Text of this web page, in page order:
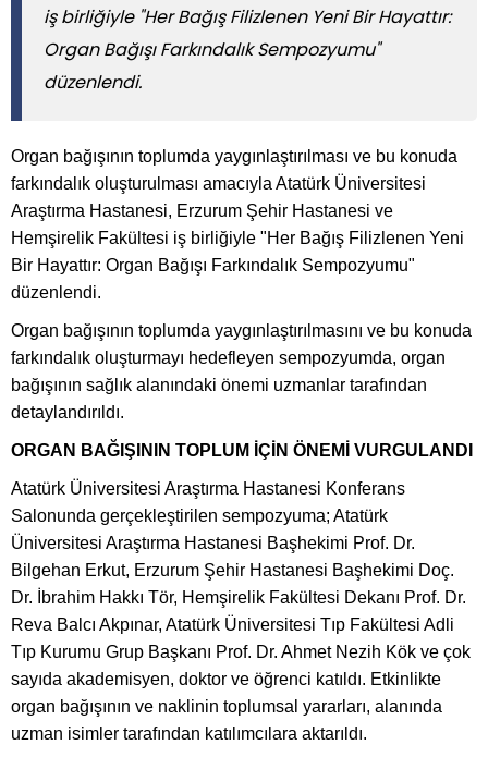
iş birliğiyle "Her Bağış Filizlenen Yeni Bir Hayattır:
Organ Bağışı Farkındalık Sempozyumu"
düzenlendi.
Organ bağışının toplumda yaygınlaştırılması ve bu konuda
farkındalık oluşturulması amacıyla Atatürk Üniversitesi
Araştırma Hastanesi, Erzurum Şehir Hastanesi ve
Hemşirelik Fakültesi iş birliğiyle "Her Bağış Filizlenen Yeni
Bir Hayattır: Organ Bağışı Farkındalık Sempozyumu"
düzenlendi.
Organ bağışının toplumda yaygınlaştırılmasını ve bu konuda
farkındalık oluşturmayı hedefleyen sempozyumda, organ
bağışının sağlık alanındaki önemi uzmanlar tarafından
detaylandırıldı.
ORGAN BAĞIŞININ TOPLUM İÇİN ÖNEMİ VURGULANDI
Atatürk Üniversitesi Araştırma Hastanesi Konferans
Salonunda gerçekleştirilen sempozyuma; Atatürk
Üniversitesi Araştırma Hastanesi Başhekimi Prof. Dr.
Bilgehan Erkut, Erzurum Şehir Hastanesi Başhekimi Doç.
Dr. İbrahim Hakkı Tör, Hemşirelik Fakültesi Dekanı Prof. Dr.
Reva Balcı Akpınar, Atatürk Üniversitesi Tıp Fakültesi Adli
Tıp Kurumu Grup Başkanı Prof. Dr. Ahmet Nezih Kök ve çok
sayıda akademisyen, doktor ve öğrenci katıldı. Etkinlikte
organ bağışının ve naklinin toplumsal yararları, alanında
uzman isimler tarafından katılımcılara aktarıldı.